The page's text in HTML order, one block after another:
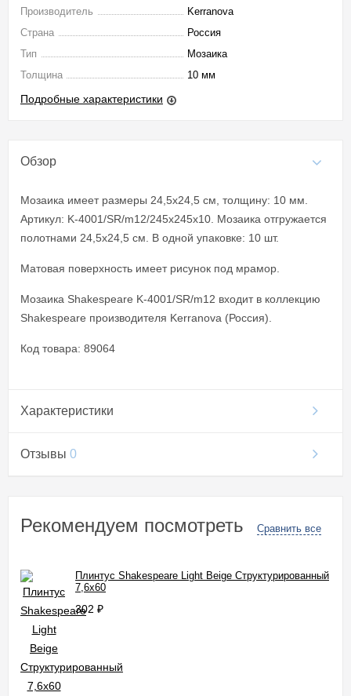
Производитель
Kerranova
Страна
Россия
Тип
Мозаика
Толщина
10 мм
Подробные характеристики
Обзор
Мозаика имеет размеры 24,5x24,5 см, толщину: 10 мм.
Артикул: K-4001/SR/m12/245х245х10. Мозаика отгружается
полотнами 24,5x24,5 см. В одной упаковке: 10 шт.
Матовая поверхность имеет рисунок под мрамор.
Мозаика Shakespeare K-4001/SR/m12 входит в коллекцию
Shakespeare производителя Kerranova (Россия).
Код товара: 89064
Характеристики
Отзывы 0
Рекомендуем посмотреть Сравнить все
Плинтус Shakespeare Light Beige Структурированный
7,6x60
302 ₽